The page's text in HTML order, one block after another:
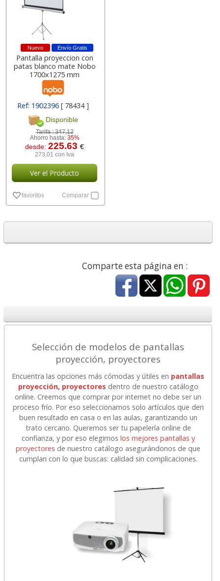
Envío Gratis
Nuevo
Pantalla proyeccion con
patas blanco mate Nobo
1700x1275 mm
Ref: 1902396[ 78434 ]
Disponible
Tarifa :347,12
Ahorro hasta: 35%
desde:225.63€
273,01 con Iva
Ver el Producto
favoritos Comparar
Comparte esta página en :
Selección de modelos de pantallas
proyección, proyectores
Encuentra las opciones más cómodas y útiles en pantallas
proyección, proyectores dentro de nuestro catálogo
online. Creemos que comprar por internet no debe ser un
proceso frío. Por eso seleccionamos solo artículos que den
buen resultado en casa o en las aulas, garantizando un
trato cercano. Queremos ser tu papelería online de
confianza, y por eso elegimos los mejores pantallas y
proyectores de nuestro catálogo asegurándonos de que
cumplan con lo que buscas: calidad sin complicaciones.